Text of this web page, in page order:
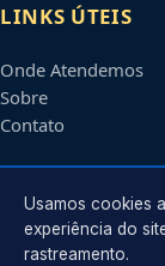
LINKS ÚTEIS
Onde Atendemos
Sobre
Contato
CONTATO
Atendimento em
Usamos cookies
experiência do
rastreamento.